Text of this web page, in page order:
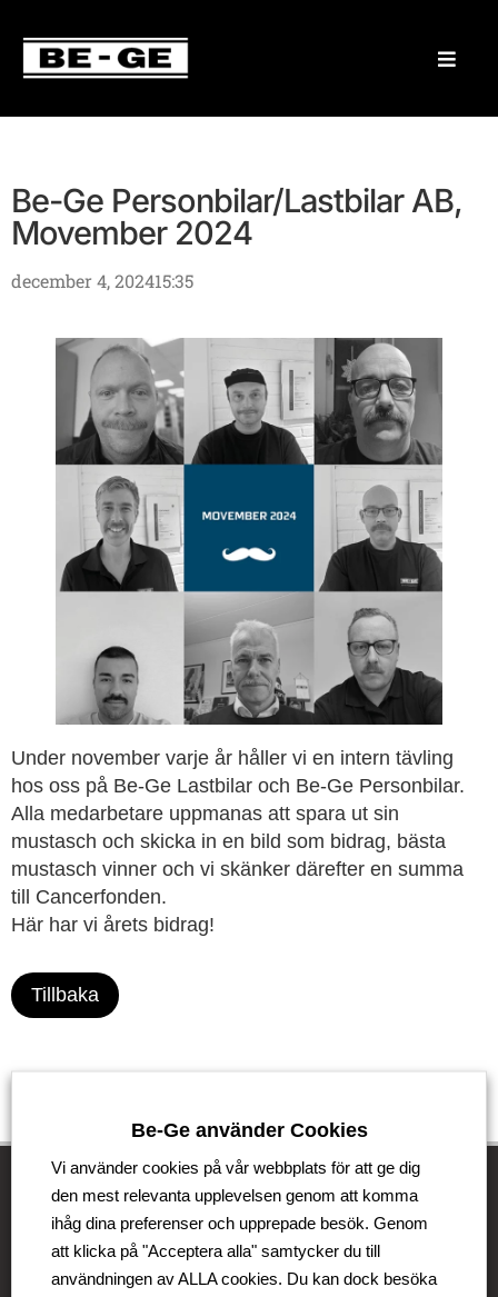
Be-Ge Personbilar/Lastbilar AB,
Movember 2024
december 4, 202415:35
Under november varje år håller vi en intern tävling
hos oss på Be-Ge Lastbilar och Be-Ge Personbilar.
Alla medarbetare uppmanas att spara ut sin
mustasch och skicka in en bild som bidrag, bästa
mustasch vinner och vi skänker därefter en summa
till Cancerfonden.
Här har vi årets bidrag!
Tillbaka
Be-Ge Koncernen
Be-Ge Koncernen är en familjeägd företagsgrupp med
Be-Ge använder Cookies
Vi använder cookies på vår webbplats för att ge dig
den mest relevanta upplevelsen genom att komma
ihåg dina preferenser och upprepade besök. Genom
att klicka på "Acceptera alla" samtycker du till
användningen av ALLA cookies. Du kan dock besöka